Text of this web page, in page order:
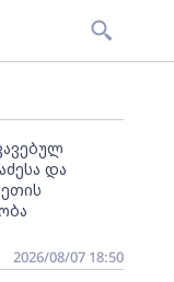
და
2026/08/07 18:50